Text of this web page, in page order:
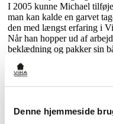
Denne hjemmeside
I 2005 kunne Michael
man kan kalde en garvet
den med længst erfaring i
Når han hopper ud af
beklædning og pakker sin
Når der ikke er flere fisk
parcelhuse, og der er